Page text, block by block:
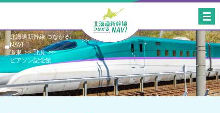
北海道新幹線 つながる
NAVI
道東
北見
ピアソン記念館